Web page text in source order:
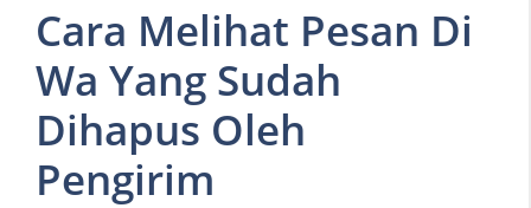
Cara Melihat Pesan Di
Wa Yang Sudah
Dihapus Oleh
Pengirim